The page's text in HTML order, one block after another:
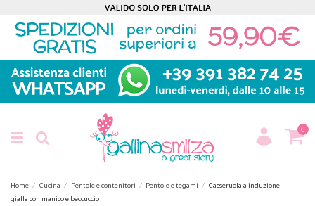
0
Home Cucina Pentole e contenitori Pentole e tegami
Casseruola a induzione
gialla con manico e beccuccio